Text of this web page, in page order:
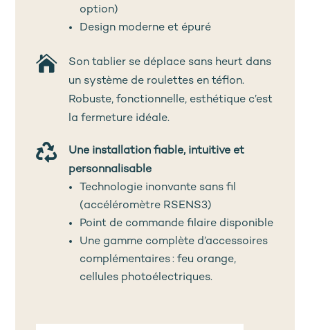
option)
Design moderne et épuré

Son tablier se déplace sans heurt dans
un système de roulettes en téflon.
Robuste, fonctionnelle, esthétique c’est
la fermeture idéale.

Une installation fiable, intuitive et
personnalisable
Technologie inonvante sans fil
(accéléromètre RSENS3)
Point de commande filaire disponible
Une gamme complète d’accessoires
complémentaires : feu orange,
cellules photoélectriques.